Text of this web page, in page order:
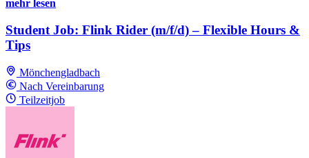
mehr lesen
Student Job: Flink Rider (m/f/d) – Flexible Hours &
Tips
Mönchengladbach
Nach Vereinbarung
Teilzeitjob